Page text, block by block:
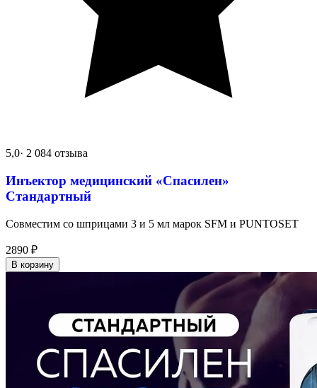
5,0· 2 084 отзыва
Инъектор медицинский «Спасилен»
Стандартный
Совместим со шприцами 3 и 5 мл марок SFM и PUNTOSET
2890 ₽
В корзину